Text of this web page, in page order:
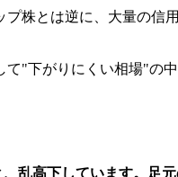
株とは逆に、大量の信
"下がりにくい相場"の
乱高下しています。足